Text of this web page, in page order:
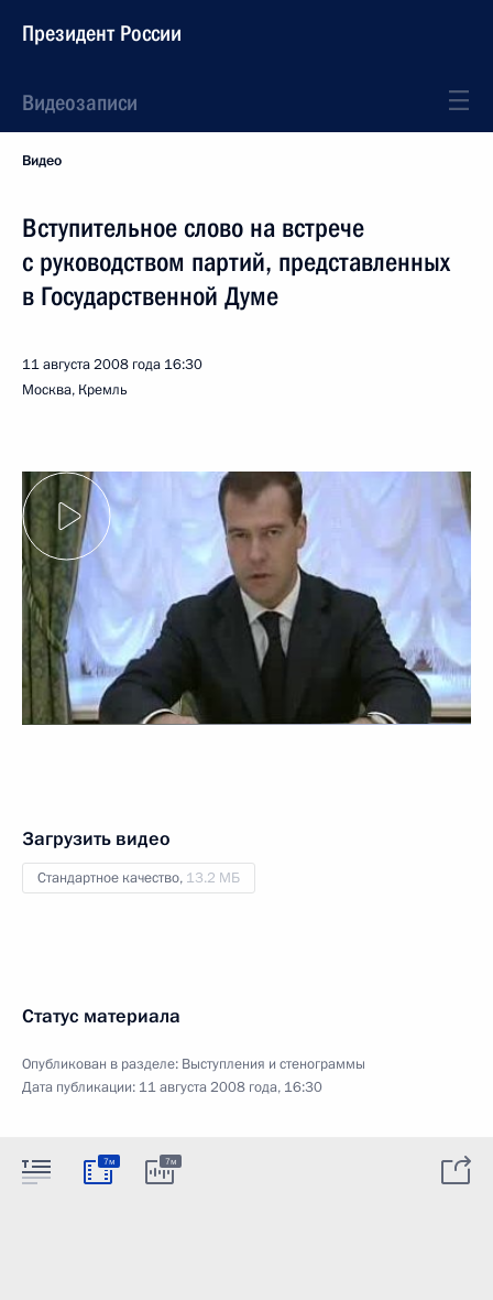
Президент России
Видеозаписи
Видео
Вступительное слово на встрече
с руководством партий, представленных
в Государственной Думе
11 августа 2008 года 16:30
Москва, Кремль
Загрузить видео
Стандартное качество, 13.2 МБ
Статус материала
Опубликован в разделе: Выступления и стенограммы
Дата публикации: 11 августа 2008 года, 16:30
7м 7м